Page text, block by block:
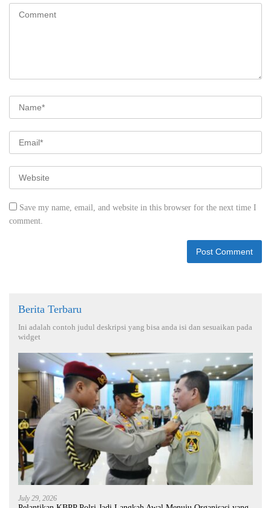
Save my name, email, and website in this browser for the next time I
comment.
Berita Terbaru
Ini adalah contoh judul deskripsi yang bisa anda isi dan sesuaikan pada
widget
July 29, 2026